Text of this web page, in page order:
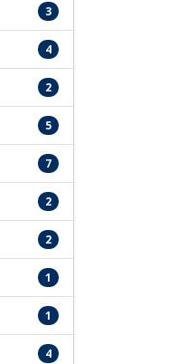
3
4
2
5
7
2
2
1
1
4